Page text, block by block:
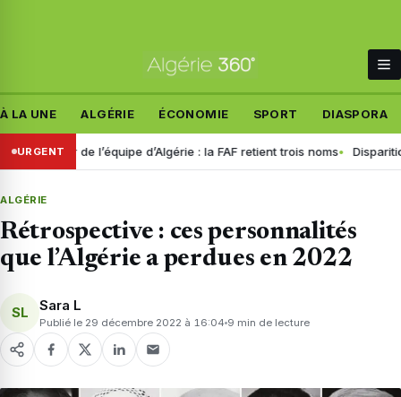
À LA UNE ALGÉRIE ÉCONOMIE SPORT DIASPORA
URGENTd’Algérie : la FAF retient trois noms Disparition de Manon
ALGÉRIE
Rétrospective : ces personnalités
que l’Algérie a perdues en 2022
SL Sara L
Publié le 29 décembre 2022 à 16:04 9 min de lecture